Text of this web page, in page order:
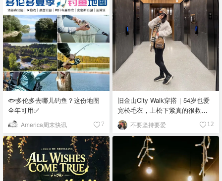
🐟多伦多去哪儿钓鱼？这份地图
全年可用✅
America周末快讯 7
旧金山City Walk穿搭｜54岁也爱
宽松毛衣，上松下紧真的很救比
例
不要坚持要爱 12